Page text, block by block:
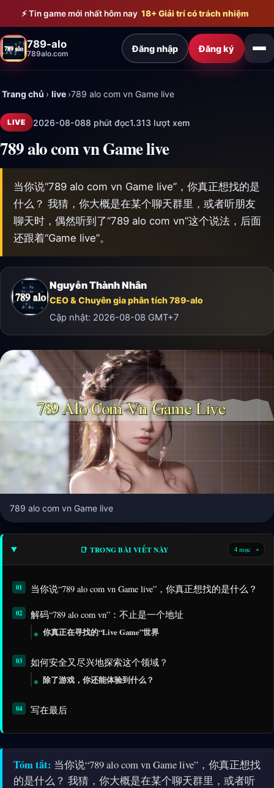
Bỏ qua đến nội dung chính
⚡ Tin game mới nhất hôm nay 18+ Giải trí có trách nhiệm
789-alo
789alo.com Đăng nhập Đăng ký
Trang chủ › live ›789 alo com vn Game live
LIVE 2026-08-088 phút đọc1.313 lượt xem
789 alo com vn Game live
当你说“789 alo com vn Game live”，你真正想找的是
什么？ 我猜，你大概是在某个聊天群里，或者听朋友
聊天时，偶然听到了“789 alo com vn”这个说法，后面
还跟着“Game live”。
Nguyễn Thành Nhân
CEO & Chuyên gia phân tích 789-alo
Cập nhật: 2026-08-08 GMT+7
789 alo com vn Game live
📑 TRONG BÀI VIẾT NÀY 4 mục ▾
当你说“789 alo com vn Game live”，你真正想找的是什么？
解码“789 alo com vn”：不止是一个地址
你真正在寻找的“Live Game”世界
如何安全又尽兴地探索这个领域？
除了游戏，你还能体验到什么？
写在最后
Tóm tắt: 当你说“789 alo com vn Game live”，你真正想找
的是什么？ 我猜，你大概是在某个聊天群里，或者听